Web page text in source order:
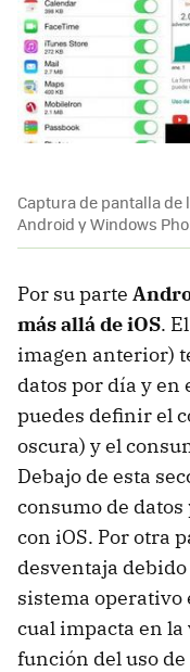
Captura de pantalla de
Android y Windows
Por su parte
más allá de iOS.
imagen anterior)
datos por día y
puedes definir el
oscura) y el
Debajo de esta
consumo de datos
con iOS. Por otra
desventaja
sistema operativo
cual impacta en
función del uso